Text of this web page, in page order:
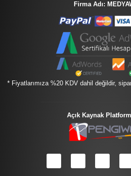
Firma Adı:
* Fiyatlarımıza %20 KDV dahil değildir,
Açık Kaynak